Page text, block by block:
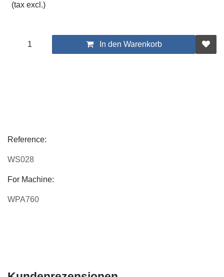
(tax excl.)
In den Warenkorb
Reference:
WS028
For Machine:
WPA760